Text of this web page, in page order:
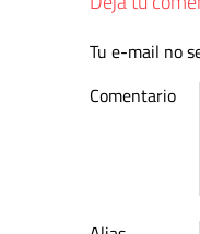
Tu e-mail no
Comentario